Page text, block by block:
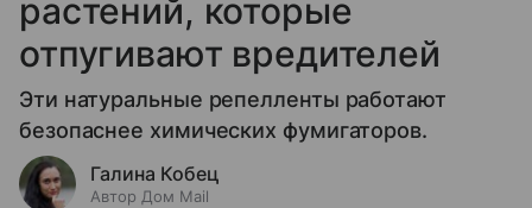
растений, которые
отпугивают вредителей
Эти натуральные репелленты работают
безопаснее химических фумигаторов.
Галина Кобец
Автор Дом Mail